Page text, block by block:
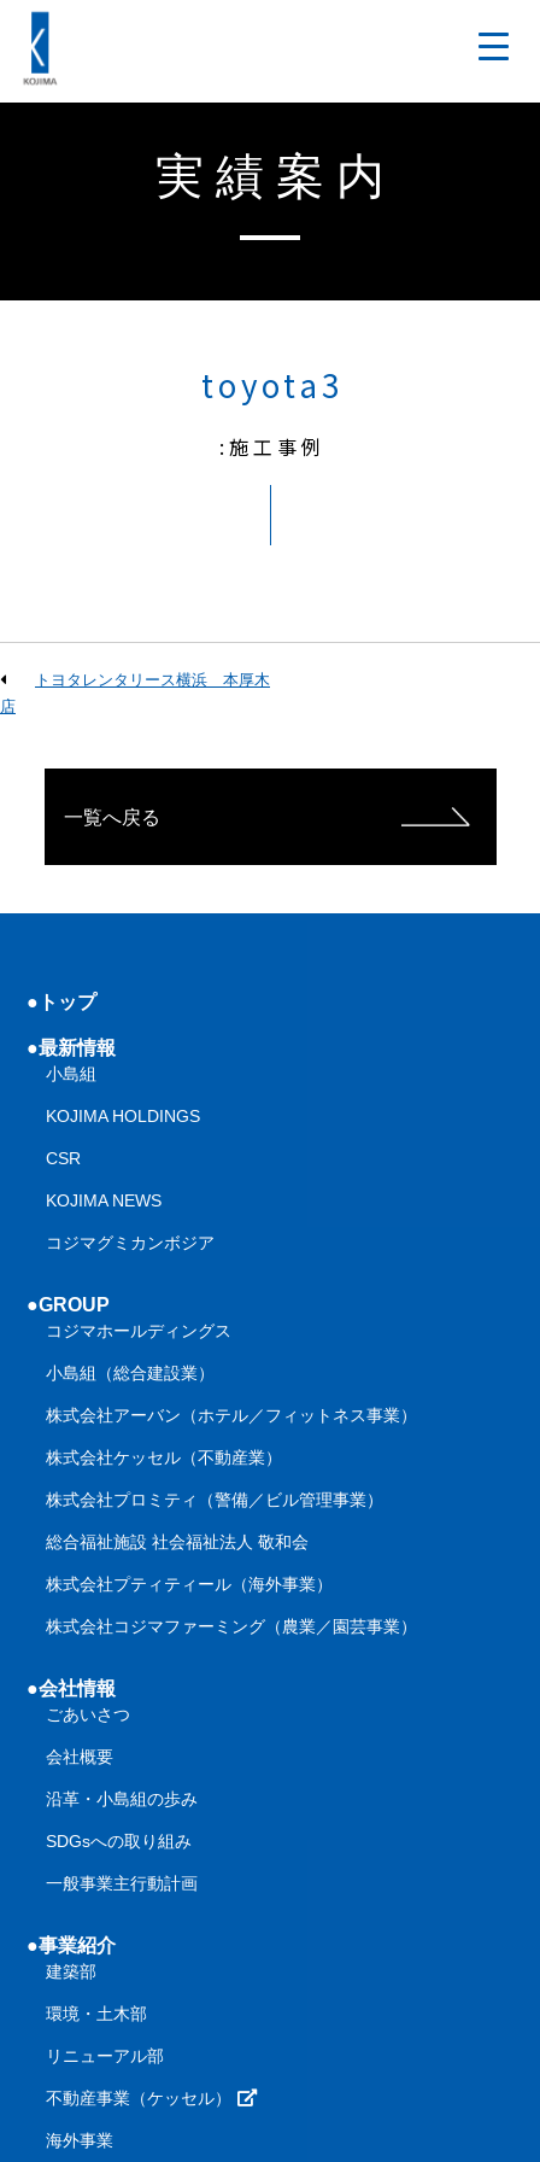
実績案内
toyota3
:施工事例
トヨタレンタリース横浜 本厚木
店
一覧へ戻る
●トップ
●最新情報
小島組
KOJIMA HOLDINGS
CSR
KOJIMA NEWS
コジマグミカンボジア
●GROUP
コジマホールディングス
小島組（総合建設業）
株式会社アーバン（ホテル／フィットネス事業）
株式会社ケッセル（不動産業）
株式会社プロミティ（警備／ビル管理事業）
総合福祉施設 社会福祉法人 敬和会
株式会社プティティール（海外事業）
株式会社コジマファーミング（農業／園芸事業）
●会社情報
ごあいさつ
会社概要
沿革・小島組の歩み
SDGsへの取り組み
一般事業主行動計画
●事業紹介
建築部
環境・土木部
リニューアル部
不動産事業（ケッセル）
海外事業